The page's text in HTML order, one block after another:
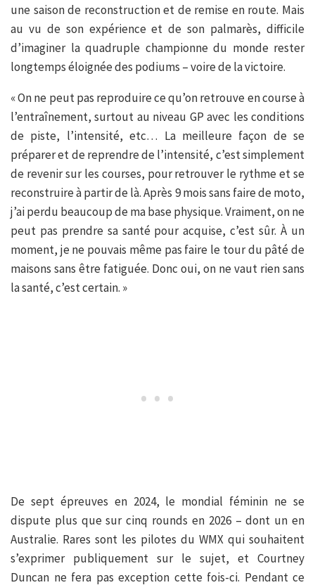
une saison de reconstruction et de remise en route. Mais
au vu de son expérience et de son palmarès, difficile
d’imaginer la quadruple championne du monde rester
longtemps éloignée des podiums – voire de la victoire.
« On ne peut pas reproduire ce qu’on retrouve en course à
l’entraînement, surtout au niveau GP avec les conditions
de piste, l’intensité, etc… La meilleure façon de se
préparer et de reprendre de l’intensité, c’est simplement
de revenir sur les courses, pour retrouver le rythme et se
reconstruire à partir de là. Après 9 mois sans faire de moto,
j’ai perdu beaucoup de ma base physique. Vraiment, on ne
peut pas prendre sa santé pour acquise, c’est sûr. À un
moment, je ne pouvais même pas faire le tour du pâté de
maisons sans être fatiguée. Donc oui, on ne vaut rien sans
la santé, c’est certain. »
De sept épreuves en 2024, le mondial féminin ne se
dispute plus que sur cinq rounds en 2026 – dont un en
Australie. Rares sont les pilotes du WMX qui souhaitent
s’exprimer publiquement sur le sujet, et Courtney
Duncan ne fera pas exception cette fois-ci. Pendant ce